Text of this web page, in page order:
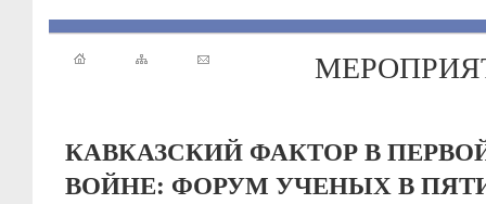
КАВКАЗСКИЙ ФАКТОР В
ВОЙНЕ: ФОРУМ УЧЕНЫХ В